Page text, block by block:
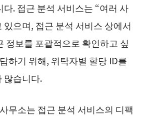
. 접근 분석 서비스는 “여러 사
있으며, 접근 분석 서비스 상에서
정보를 포괄적으로 확인하고 싶
하기 위해, 위탁자별 할당 ID를
많습니다.
무소는 접근 분석 서비스의 디팩